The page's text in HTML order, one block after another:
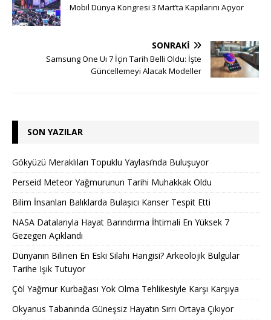
Mobil Dünya Kongresi 3 Mart’ta Kapılarını Açıyor
SONRAKI
Samsung One Uı 7 İçin Tarih Belli Oldu: İşte
Güncellemeyi Alacak Modeller
SON YAZILAR
Gökyüzü Meraklıları Topuklu Yaylası’nda Buluşuyor
Perseid Meteor Yağmurunun Tarihi Muhakkak Oldu
Bilim İnsanları Balıklarda Bulaşıcı Kanser Tespit Etti
NASA Datalarıyla Hayat Barındırma İhtimali En Yüksek 7
Gezegen Açıklandı
Dünyanın Bilinen En Eski Silahı Hangisi? Arkeolojik Bulgular
Tarihe Işık Tutuyor
Çöl Yağmur Kurbağası Yok Olma Tehlikesiyle Karşı Karşıya
Okyanus Tabanında Güneşsiz Hayatın Sırrı Ortaya Çıkıyor